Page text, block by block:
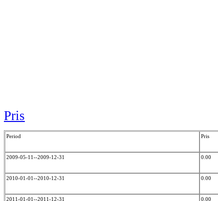
Pris
Period Pris
2009-05-11--2009-12-31 0.00
2010-01-01--2010-12-31 0.00
2011-01-01--2011-12-31 0.00